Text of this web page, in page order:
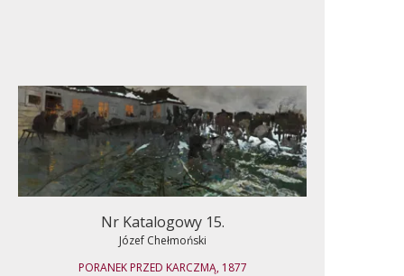
Nr Katalogowy 15.
Józef Chełmoński
PORANEK PRZED KARCZMĄ, 1877